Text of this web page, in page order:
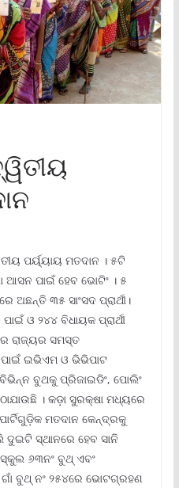
ପର୍ୟ୍ୟାୟ ମତଦାନ । ୫ଟି
ଆସନ ପାଇଁ ହେବ ଭୋଟିଂ । ୫
ଅଛନ୍ତି ୩୫ ସାଂସଦ ପ୍ରାର୍ଥୀ।
ଓ ୨୪୪ ବିଧାୟକ ପ୍ରାର୍ଥୀ
ରାଜ୍ୟର ସମସ୍ତ
ଇଭିଏମ ଓ ଭିଭିପାଟ
ବୁଥକୁ ପ୍ରିଜାଇଡିଂ, ପୋଲିଂ
। କଡ଼ା ସୁରକ୍ଷା ମଧ୍ୟରେ
ମତଦାନ କେନ୍ଦ୍ରକୁ
ଦୁଇଟି ସ୍ଥାନରେ ହେବ ସାନି
୬୩ନଂ ବୁଥ୍‌ ଏବଂ
ବୁଥ୍‌ ନଂ ୨୫୪ରେ ଭୋଟଗ୍ରହଣ